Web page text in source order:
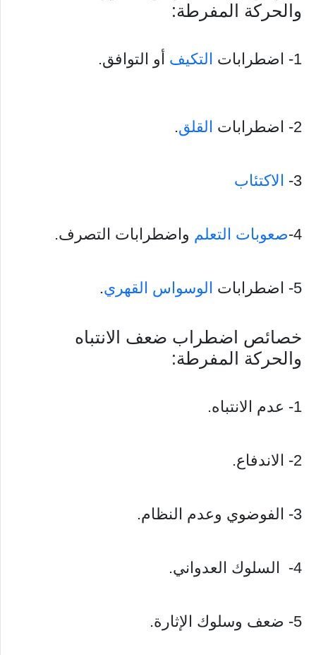
والحركة المفرطة:
1- اضطرابات التكيف أو التوافق.
2- اضطرابات القلق.
3- الاكتئاب
4- صعوبات التعلم واضطرابات التصرف.
5- اضطرابات الوسواس القهري.
خصائص اضطراب ضعف الانتباه
والحركة المفرطة:
1- عدم الانتباه.
2- الاندفاع.
3- الفوضوي وعدم النظام.
4- السلوك العدواني.
5- ضعف وسلوك الإثارة.